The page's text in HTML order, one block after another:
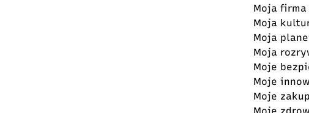
Moja
Moja
Moja
Moja
Moje
Moje
Moje